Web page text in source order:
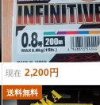
現在 2,200円
送料無料